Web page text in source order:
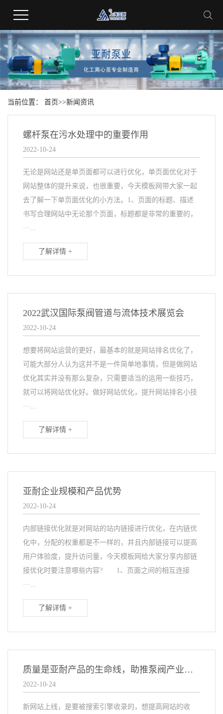
当前位置： 首页>>新闻资讯
螺杆泵在污水处理中的重要作用
2022-10-24
无论是网站还是单页面都可以进行优化，单页面优化对于
网站整体的提升来说，也很重要，今天模板网带大家一起
去了解一下单页面优化的小方法。1、页面的标题、描述
书写合理网站中无论那个页面，标题都是非常的重要的，
···...
了解详情 +
2022武汉国际泵阀管道与流体技术展览会
2022-10-24
想要将网站运营的更好，最基本的就是网站排名优化了，
可能大部分人认为这并不是一件简单地事情，但是做网站
优化其实并没有那么复杂，只需要适当的运用一些技巧，
就可以将网站优化好。做好网站优化，提升网站排名小技
···...
了解详情 +
亚耐企业规模和产品优势
2022-10-24
内部链接优化就是对网站的站内链接进行优化，在内链优
化中，分配的权重都是不一样的，并且内部链接可以提高
用户体验度，提升访问量，今天模板网给大家分享内部链
接优化时要注意哪些内容? 1、页面之间的相互连接
···...
了解详情 +
质量是亚耐产品的生命线，助推泵阀产业振兴
2022-10-24
新网站上线，是要被搜索引擎收录的，想提高网站的收